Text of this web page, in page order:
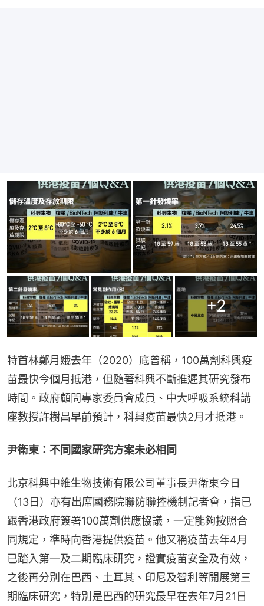
+2
特首林鄭月娥去年（2020）底曾稱，100萬劑科興疫
苗最快今個月抵港，但隨著科興不斷推遲其研究發布
時間。政府顧問專家委員會成員、中大呼吸系統科講
座教授許樹昌早前預計，科興疫苗最快2月才抵港。
尹衛東：不同國家研究方案未必相同
北京科興中維生物技術有限公司董事長尹衛東今日
（13日）亦有出席國務院聯防聯控機制記者會，指已
跟香港政府簽署100萬劑供應協議，一定能夠按照合
同規定，準時向香港提供疫苗。他又稱疫苗去年4月
已踏入第一及二期臨床研究，證實疫苗安全及有效，
之後再分別在巴西、土耳其、印尼及智利等開展第三
期臨床研究，特別是巴西的研究最早在去年7月21日